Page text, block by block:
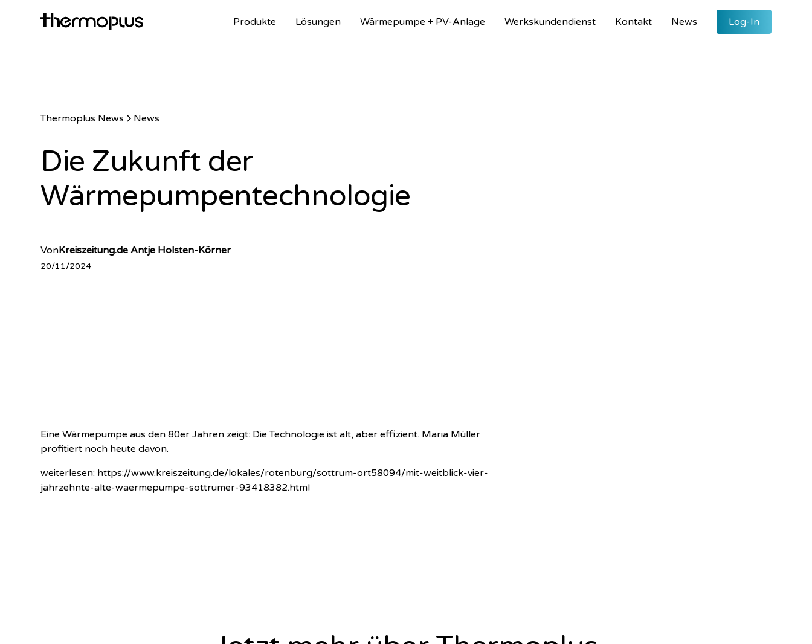
Produkte Lösungen Wärmepumpe + PV-Anlage Werkskundendienst Kontakt News Log-In
Thermoplus News News
Die Zukunft der
Wärmepumpentechnologie
VonKreiszeitung.de Antje Holsten-Körner
20/11/2024
Eine Wärmepumpe aus den 80er Jahren zeigt: Die Technologie ist alt, aber effizient. Maria Müller
profitiert noch heute davon.
weiterlesen: https://www.kreiszeitung.de/lokales/rotenburg/sottrum-ort58094/mit-weitblick-vier-
jahrzehnte-alte-waermepumpe-sottrumer-93418382.html